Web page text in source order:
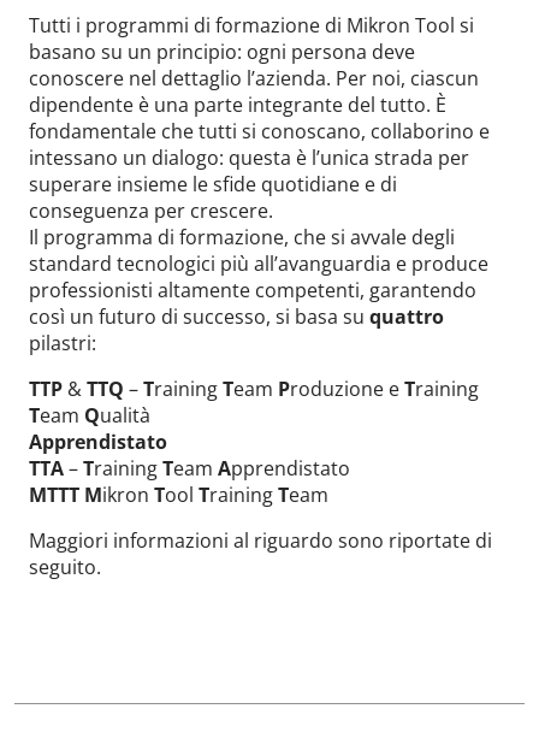
Tutti i programmi di formazione di Mikron Tool si
basano su un principio: ogni persona deve
conoscere nel dettaglio l’azienda. Per noi, ciascun
dipendente è una parte integrante del tutto. È
fondamentale che tutti si conoscano, collaborino e
intessano un dialogo: questa è l’unica strada per
superare insieme le sfide quotidiane e di
conseguenza per crescere.
Il programma di formazione, che si avvale degli
standard tecnologici più all’avanguardia e produce
professionisti altamente competenti, garantendo
così un futuro di successo, si basa su quattro
pilastri:
TTP &TTQ –TrainingTeam Produzione eTraining
Team Qualità
Apprendistato
TTA–TrainingTeam Apprendistato
MTTT Mikron Tool TrainingTeam
Maggiori informazioni al riguardo sono riportate di
seguito.